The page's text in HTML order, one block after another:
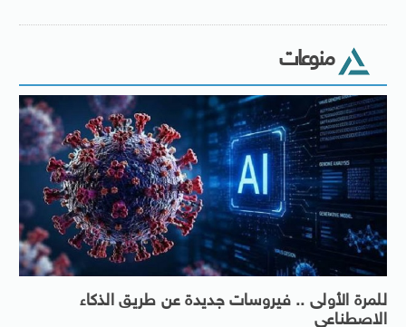
منوعات
للمرة الأولى .. فيروسات جديدة عن طريق الذكاء
الاصطناعى